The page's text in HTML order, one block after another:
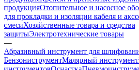
продукцияОтопительное и насосное
для прокладки и изоляции кабеля и
смесиХозяйственные товара и средства
защитыЭлектротехнические товары
—
Абразивный инструмент для
БензониструментМалярный инструмент